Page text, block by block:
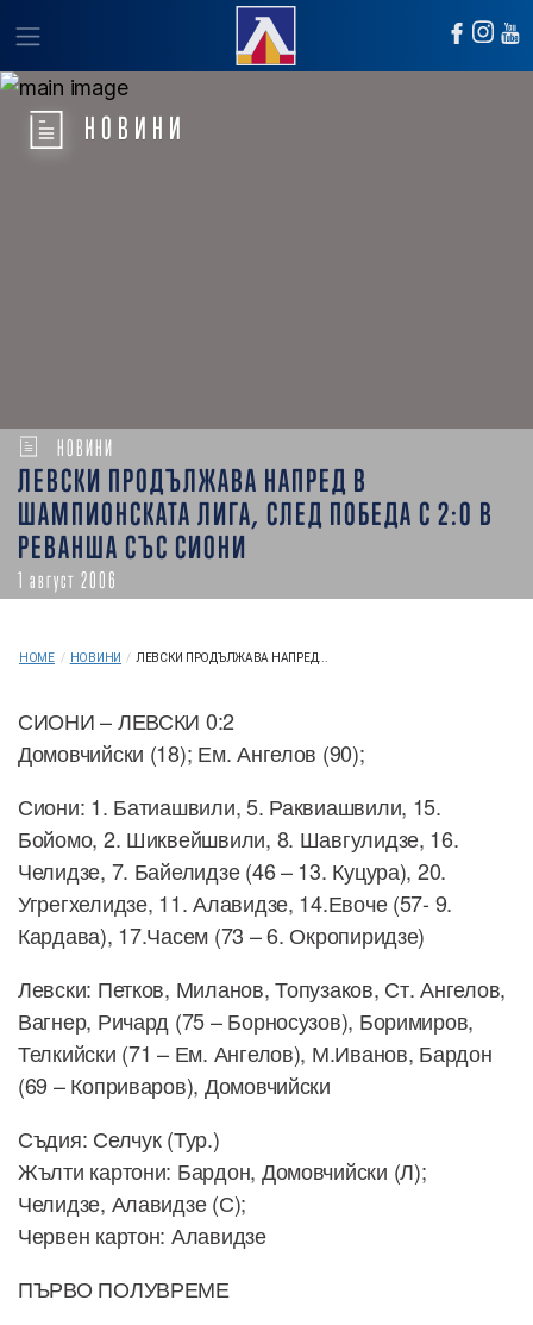
НОВИНИ
НОВИНИ
ЛЕВСКИ ПРОДЪЛЖАВА НАПРЕД В
ШАМПИОНСКАТА ЛИГА, СЛЕД ПОБЕДА С 2:0 В
РЕВАНША СЪС СИОНИ
1 август 2006
HOME / НОВИНИ / ЛЕВСКИ ПРОДЪЛЖАВА НАПРЕД...
СИОНИ – ЛЕВСКИ 0:2
Домовчийски (18); Ем. Ангелов (90);
Сиони: 1. Батиашвили, 5. Раквиашвили, 15.
Бойомо, 2. Шиквейшвили, 8. Шавгулидзе, 16.
Челидзе, 7. Байелидзе (46 – 13. Куцура), 20.
Угрегхелидзе, 11. Алавидзе, 14.Евоче (57- 9.
Кардава), 17.Часем (73 – 6. Окропиридзе)
Левски: Петков, Миланов, Топузаков, Ст. Ангелов,
Вагнер, Ричард (75 – Борносузов), Боримиров,
Телкийски (71 – Ем. Ангелов), М.Иванов, Бардон
(69 – Коприваров), Домовчийски
Съдия: Селчук (Тур.)
Жълти картони: Бардон, Домовчийски (Л);
Челидзе, Алавидзе (С);
Червен картон: Алавидзе
ПЪРВО ПОЛУВРЕМЕ